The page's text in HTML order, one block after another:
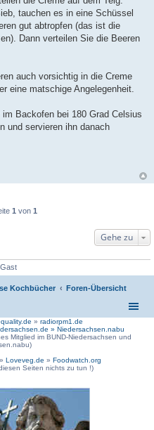
tauchen es in eine Schüssel
gut abtropfen (das ist die
Dann verteilen Sie die Beeren
auch vorsichtig in die Creme
eine matschige Angelegenheit.
Backofen bei 180 Grad Celsius
und servieren ihn danach
1 von 1
Gehe zu
Kochbücher Foren-Übersicht
» radiorpm1.de
» Niedersachsen.nabu
Mitglied im BUND-Niedersachsen und
» Loveveg.de » Foodwatch.org
Seiten nichts zu tun !)